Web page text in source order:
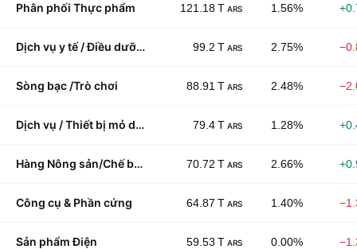
Phân phối Thực phẩm 121.18 T ARS 1.56%
Dịch vụ y tế / Điều dưỡng 99.2 T ARS 2.75%
Sòng bạc /Trò chơi 88.91 T ARS 2.48%
Dịch vụ / Thiết bị mỏ dầu 79.4 T ARS 1.28%
Hàng Nông sản/Chế biến 70.72 T ARS 2.66%
Công cụ & Phần cứng 64.87 T ARS 1.40%
Sản phẩm Điện 59.53 T ARS 0.00%